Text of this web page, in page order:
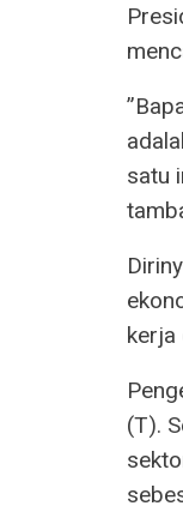
satu
kerja
(T).